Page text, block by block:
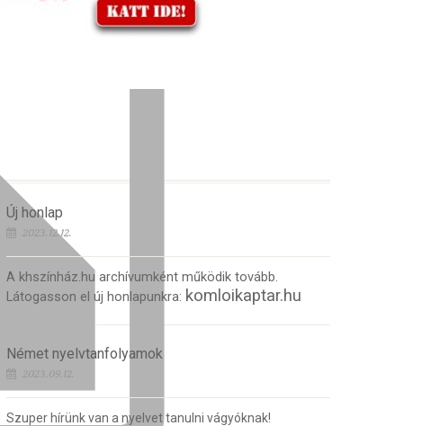
Új honlap
2023.12.12.
A khszínház.hu archívumként működik tovább.
Látogasson el új honlapunkra: komloikaptar.hu
Német nyelvtanfolyamok
2023.09.12.
Szuper hírünk van a nyelvet tanulni vágyóknak!